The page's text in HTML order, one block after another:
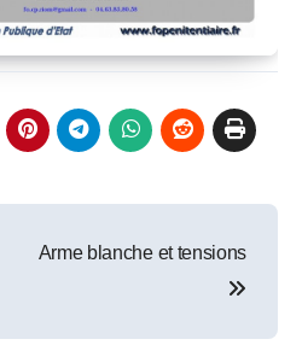
Arme blanche et tensions